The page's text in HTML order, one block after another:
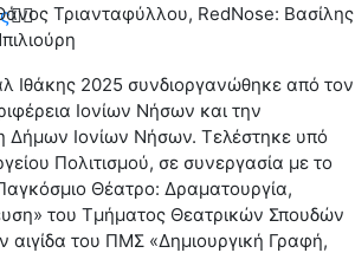
Τριανταφύλλου, RedNose: Βασίλης
Ιθάκης 2025 συνδιοργανώθηκε από τον
Ιονίων Νήσων και την
Δήμων Ιονίων Νήσων. Τελέστηκε υπό
Πολιτισμού, σε συνεργασία με το
Θέατρο: Δραματουργία,
του Τμήματος Θεατρικών Σπουδών
αιγίδα του ΠΜΣ «Δημιουργική Γραφή,